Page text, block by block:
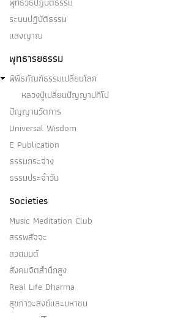
ระบบปฏิบัติธรรม
แสงญาณ
พุทธารยธรรม
พิพิธภัณฑ์ธรรมเปลี่ยนโลก
หลวงปู่เปลี่ยนปัญญาปทีโป
ปัญญานวัตการ
Universal Wisdom
E Publication
ธรรมกระจ่าง
ธรรมประจำวัน
Societies
Music Meditation Club
สรรพสัจจะ
สวดมนต์
สังคมจิตสำนึกสูง
Real Life Dharma
สุขภาวะสงฆ์และมหาชน